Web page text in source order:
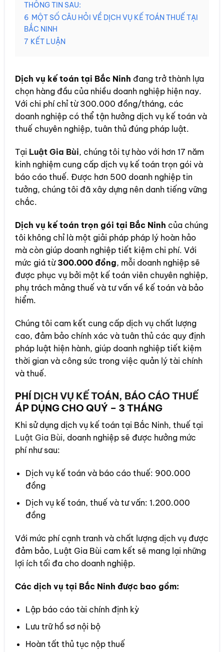
THÔNG TIN SAU:
6 MỘT SỐ CÂU HỎI VỀ DỊCH VỤ KẾ TOÁN THUẾ TẠI
BẮC NINH
7 KẾT LUẬN
Dịch vụ kế toán tại Bắc Ninh đang trở thành lựa
chọn hàng đầu của nhiều doanh nghiệp hiện nay.
Với chi phí chỉ từ 300.000 đồng/tháng, các
doanh nghiệp có thể tận hưởng dịch vụ kế toán và
thuế chuyên nghiệp, tuân thủ đúng pháp luật.
Tại Luật Gia Bùi, chúng tôi tự hào với hơn 17 năm
kinh nghiệm cung cấp dịch vụ kế toán trọn gói và
báo cáo thuế. Được hơn 500 doanh nghiệp tin
tưởng, chúng tôi đã xây dựng nên danh tiếng vững
chắc.
Dịch vụ kế toán trọn gói tại Bắc Ninh của chúng
tôi không chỉ là một giải pháp pháp lý hoàn hảo
mà còn giúp doanh nghiệp tiết kiệm chi phí. Với
mức giá từ 300.000 đồng, mỗi doanh nghiệp sẽ
được phục vụ bởi một kế toán viên chuyên nghiệp,
phụ trách mảng thuế và tư vấn về kế toán và bảo
hiểm.
Chúng tôi cam kết cung cấp dịch vụ chất lượng
cao, đảm bảo chính xác và tuân thủ các quy định
pháp luật hiện hành, giúp doanh nghiệp tiết kiệm
thời gian và công sức trong việc quản lý tài chính
và thuế.
PHÍ DỊCH VỤ KẾ TOÁN, BÁO CÁO THUẾ
ÁP DỤNG CHO QUÝ – 3 THÁNG
Khi sử dụng dịch vụ kế toán tại Bắc Ninh, thuế tại
Luật Gia Bùi, doanh nghiệp sẽ được hưởng mức
phí như sau:
Dịch vụ kế toán và báo cáo thuế: 900.000
đồng
Dịch vụ kế toán, thuế và tư vấn: 1.200.000
đồng
Với mức phí cạnh tranh và chất lượng dịch vụ được
đảm bảo, Luật Gia Bùi cam kết sẽ mang lại những
lợi ích tối đa cho doanh nghiệp.
Các dịch vụ tại Bắc Ninh được bao gồm:
Lập báo cáo tài chính định kỳ
Lưu trữ hồ sơ nội bộ
Hoàn tất thủ tục nộp thuế